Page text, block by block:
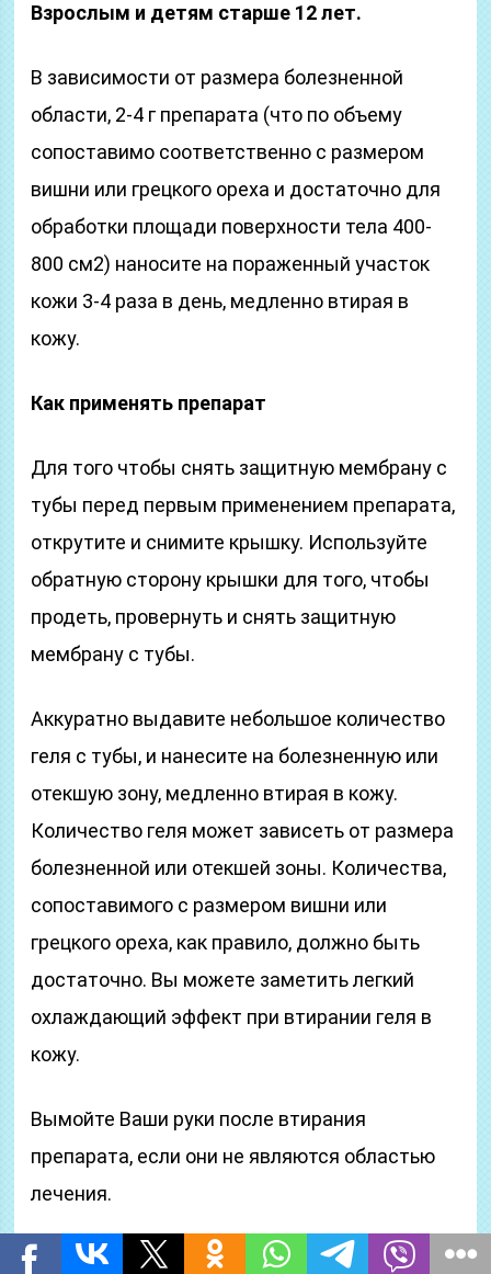
Взрослым и детям старше 12 лет.
В зависимости от размера болезненной
области, 2-4 г препарата (что по объему
сопоставимо соответственно с размером
вишни или грецкого ореха и достаточно для
обработки площади поверхности тела 400-
800 см2) наносите на пораженный участок
кожи 3-4 раза в день, медленно втирая в
кожу.
Как применять препарат
Для того чтобы снять защитную мембрану с
тубы перед первым применением препарата,
открутите и снимите крышку. Используйте
обратную сторону крышки для того, чтобы
продеть, провернуть и снять защитную
мембрану с тубы.
Аккуратно выдавите небольшое количество
геля с тубы, и нанесите на болезненную или
отекшую зону, медленно втирая в кожу.
Количество геля может зависеть от размера
болезненной или отекшей зоны. Количества,
сопоставимого с размером вишни или
грецкого ореха, как правило, должно быть
достаточно. Вы можете заметить легкий
охлаждающий эффект при втирании геля в
кожу.
Вымойте Ваши руки после втирания
препарата, если они не являются областью
лечения.
Как долго необходимо принимать препарат